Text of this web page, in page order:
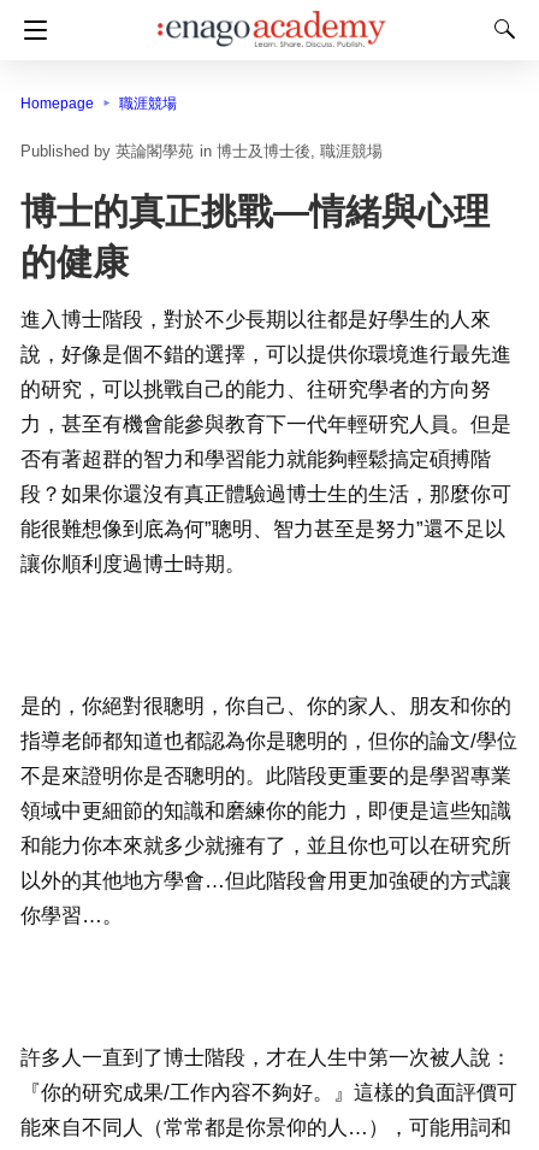
Homepage 職涯競場
英論閣學苑 in 博士及博士後 職涯競場
博士的真正挑戰—情緒與心理
的健康
進入博士階段，對於不少長期以往都是好學生的人來
說，好像是個不錯的選擇，可以提供你環境進行最先進
的研究，可以挑戰自己的能力、往研究學者的方向努
力，甚至有機會能參與教育下一代年輕研究人員。但是
否有著超群的智力和學習能力就能夠輕鬆搞定碩搏階
段？如果你還沒有真正體驗過博士生的生活，那麼你可
能很難想像到底為何”聰明、智力甚至是努力”還不足以
讓你順利度過博士時期。
是的，你絕對很聰明，你自己、你的家人、朋友和你的
指導老師都知道也都認為你是聰明的，但你的論文/學位
不是來證明你是否聰明的。此階段更重要的是學習專業
領域中更細節的知識和磨練你的能力，即便是這些知識
和能力你本來就多少就擁有了，並且你也可以在研究所
以外的其他地方學會…但此階段會用更加強硬的方式讓
你學習…。
許多人一直到了博士階段，才在人生中第一次被人說：
『你的研究成果/工作內容不夠好。』這樣的負面評價可
能來自不同人（常常都是你景仰的人…），可能用詞和